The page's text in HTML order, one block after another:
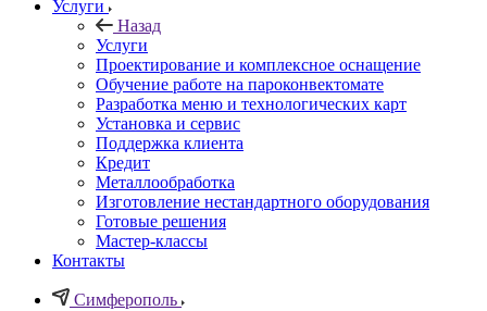
Услуги
Назад
Услуги
Проектирование и комплексное оснащение
Обучение работе на пароконвектомате
Разработка меню и технологических карт
Установка и сервис
Поддержка клиента
Кредит
Металлообработка
Изготовление нестандартного оборудования
Готовые решения
Мастер-классы
Контакты
Симферополь